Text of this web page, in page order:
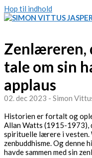
Hop til indhold
Zenlæreren,
tale om sin
applaus
02. dec 2023 - Simon
Historien er fortalt og
Allan Watts (1915-1973),
spirituelle lærere i vesten.
zenbuddhisme. Og denne
havde sammen med sin